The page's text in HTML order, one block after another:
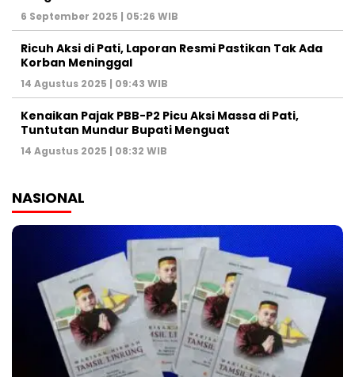
6 September 2025 | 05:26 WIB
Ricuh Aksi di Pati, Laporan Resmi Pastikan Tak Ada
Korban Meninggal
14 Agustus 2025 | 09:43 WIB
Kenaikan Pajak PBB-P2 Picu Aksi Massa di Pati,
Tuntutan Mundur Bupati Menguat
14 Agustus 2025 | 08:32 WIB
NASIONAL